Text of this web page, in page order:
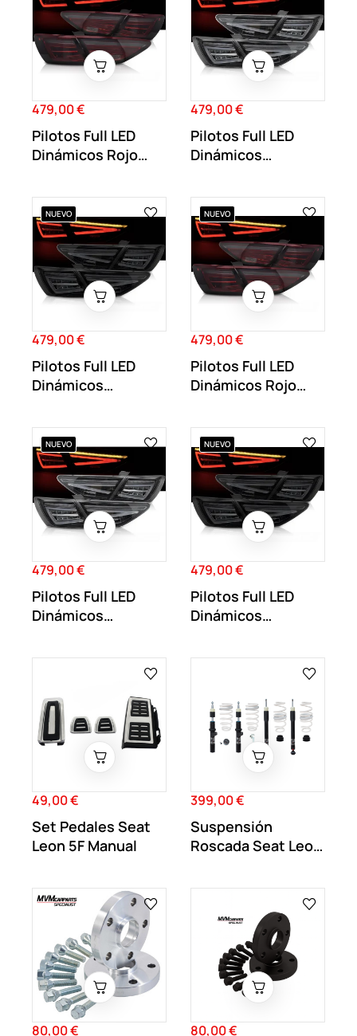
Precio
479,00 €
Pilotos Full LED
Dinámicos Rojo
Precio
479,00 €
Pilotos Full LED
Dinámicos
Seat...
NUEVO
Precio
479,00 €
Pilotos Full LED
Dinámicos
Ahumado...
NUEVO
Precio
479,00 €
Pilotos Full LED
Dinámicos Rojo
NUEVO
Precio
479,00 €
Pilotos Full LED
Dinámicos
Seat...
NUEVO
Precio
479,00 €
Pilotos Full LED
Dinámicos
Ahumado...
Precio
49,00 €
Set Pedales Seat
Leon 5F Manual
Precio
399,00 €
Suspensión
Roscada Seat Leon
Precio
80,00 € Precio
80,00 €